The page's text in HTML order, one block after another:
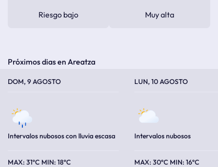
Riesgo bajo Muy alta
Próximos dias en Areatza
DOM, 9 AGOSTO
Intervalos nubosos con lluvia escasa
31ºC 18ºC
LUN, 10 AGOSTO
Intervalos nubosos
30ºC 16ºC